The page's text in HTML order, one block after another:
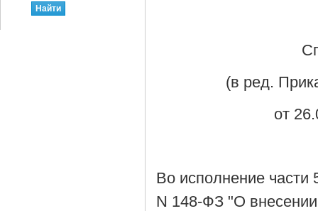
(в ред.
от
Во исполнение части
N 148-ФЗ "О